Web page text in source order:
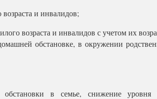
и инвалидов;
возраста и инвалидов с учетом их
обстановке, в окружении
обстановки в семье, снижение уровня